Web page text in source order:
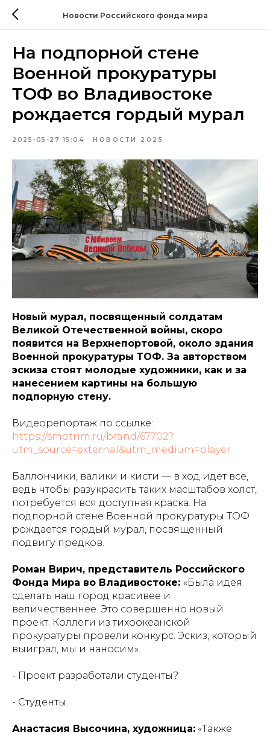
Новости Российского фонда мира
На подпорной стене
Военной прокуратуры
ТОФ во Владивостоке
рождается гордый мурал
2025-05-27 15:04 НОВОСТИ 2025
Новый мурал, посвященный солдатам
Великой Отечественной войны, скоро
появится на Верхнепортовой, около здания
Военной прокуратуры ТОФ. За авторством
эскиза стоят молодые художники, как и за
нанесением картины на большую
подпорную стену.
Видеорепортаж по ссылке:
https://smotrim.ru/brand/67702?
utm_source=external&utm_medium=player
Баллончики, валики и кисти — в ход идет все,
ведь чтобы разукрасить таких масштабов холст,
потребуется вся доступная краска. На
подпорной стене Военной прокуратуры ТОФ
рождается гордый мурал, посвященный
подвигу предков.
Роман Вирич, представитель Российского
Фонда Мира во Владивостоке: «Была идея
сделать наш город красивее и
величественнее. Это совершенно новый
проект. Коллеги из тихоокеанской
прокуратуры провели конкурс. Эскиз, который
выиграл, мы и наносим».
- Проект разработали студенты?
- Студенты.
Анастасия Высочина, художница: «Также